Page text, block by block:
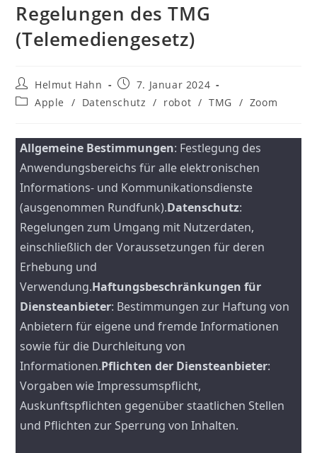
Regelungen des TMG
(Telemediengesetz)
Beitrags-
Autor:
Helmut Hahn
Beitrag
veröffentlicht:
7. Januar 2024
Beitrags-
Apple / Datenschutz / robot / TMG / Zoom
Allgemeine Bestimmungen: Festlegung des
Anwendungsbereichs für alle elektronischen
Informations- und Kommunikationsdienste
(ausgenommen Rundfunk).Datenschutz:
Regelungen zum Umgang mit Nutzerdaten,
einschließlich der Voraussetzungen für deren
Erhebung und
Verwendung.Haftungsbeschränkungen für
Diensteanbieter: Bestimmungen zur Haftung von
Anbietern für eigene und fremde Informationen
sowie für die Durchleitung von
Informationen.Pflichten der Diensteanbieter:
Vorgaben wie Impressumspflicht,
Auskunftspflichten gegenüber staatlichen Stellen
und Pflichten zur Sperrung von Inhalten.